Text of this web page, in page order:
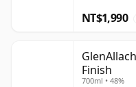
NT$1,990
Finish
700ml • 48%